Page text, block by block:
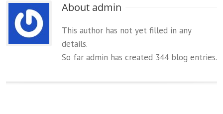
About admin
This author has not yet filled in any
details.
So far admin has created 344 blog entries.